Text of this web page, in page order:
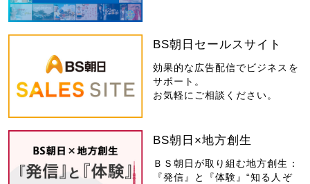
BS朝日セールスサイト
効果的な広告配信でビジネスを
サポート。
お気軽にご相談ください。
BS朝日×地方創生
ＢＳ朝日が取り組む地方創生：
『発信』と『体験』“知る人ぞ